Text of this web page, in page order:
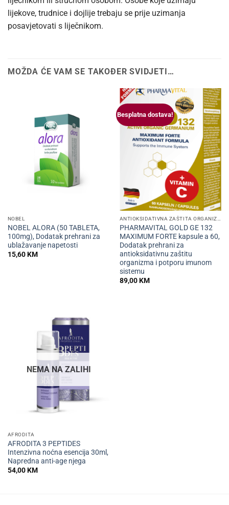
lijekove, trudnice i dojlije trebaju se prije uzimanja
posavjetovati s liječnikom.
MOŽDA ĆE VAM SE TAKOĐER SVIDJETI…
NOBEL
NOBEL ALORA (50 TABLETA,
100mg), Dodatak prehrani za
ublažavanje napetosti
15,60KM
Besplatna dostava!
PHARMAVITAL GOLD GE 132
MAXIMUM FORTE kapsule a 60,
Dodatak prehrani za
antioksidativnu zaštitu
organizma i potporu imunom
sistemu
89,00KM
NEMA NA ZALIHI
AFRODITA
AFRODITA 3 PEPTIDES
Intenzivna noćna esencija 30ml,
Napredna anti-age njega
54,00KM